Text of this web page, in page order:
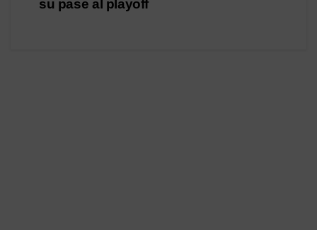
su pase al playoff